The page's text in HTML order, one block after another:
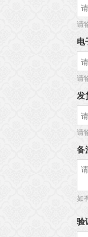
请
电
请
发
请
备
如
验